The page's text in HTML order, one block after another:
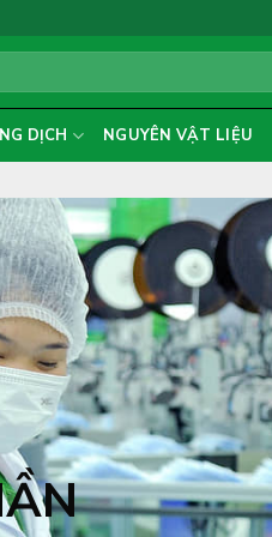
DỊCH NGUYÊN VẬT LIỆU